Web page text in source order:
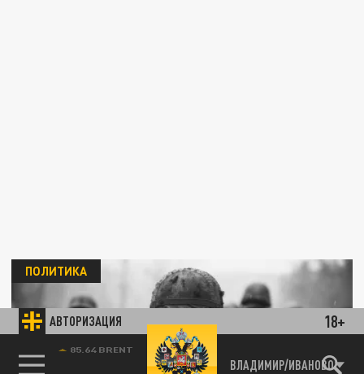
АВТОРИЗАЦИЯ 18+
ВЛАДИМИР/ИВАНОВО
ПОЛИТИКА